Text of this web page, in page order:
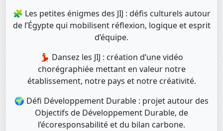
🧩 Les petites énigmes des JIJ : défis culturels autour
de l’Égypte qui mobilisent réflexion, logique et esprit
d’équipe.
💃 Dansez les JIJ : création d’une vidéo
chorégraphiée mettant en valeur notre
établissement, notre pays et notre créativité.
🌍 Défi Développement Durable : projet autour des
Objectifs de Développement Durable, de
l’écoresponsabilité et du bilan carbone.